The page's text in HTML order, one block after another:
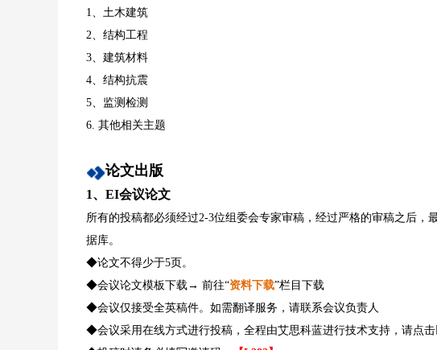
1、土木建筑
2、结构工程
3、建筑材料
4、结构抗震
5、监测检测
6. 其他相关主题
论文出版
1、EI会议论文
所有的投稿都必须经过2-3位组委会专家审稿，经过严格的审稿之后，
据库。
◆论文不得少于5页。
◆会议论文模板下载→ 前往“资料下载”栏目下载
◆会议仅接受全英稿件。如需翻译服务，请联系会议负责人
◆会议采用在线方式进行投稿，全程由艾思科蓝进行技术支持，请点